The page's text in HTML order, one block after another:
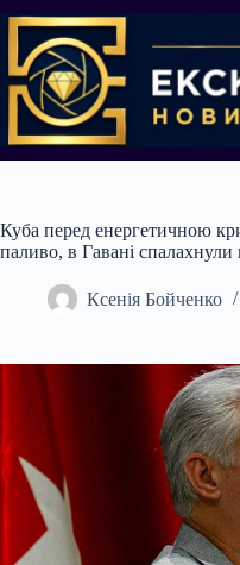
до
вмісту
Куба перед енергетичною
паливо, в Гавані спалахнули
Ксенія Бойченко